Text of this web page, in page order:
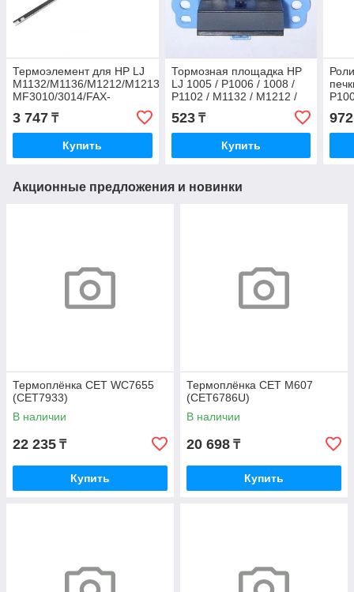
Термоэлемент для HP LJ
M1132/M1136/M1212/M1213/M1214/M1216/M1217/Canon
MF3010/3014/FAX-
L170/L150
3 747 ₸
Купить
Тормозная площадка HP
LJ 1005 / P1006 / 1008 /
P1102 / M1132 / M1212 /
M1213 / M1214 / M1216 /
M1217
523₸
Купить
972
Акционные предложения и новинки
Термоплёнка CET WC7655
(CET7933)
В наличии
22 235 ₸
Купить
Термоплёнка CET M607
(CET6786U)
В наличии
20 698 ₸
Купить